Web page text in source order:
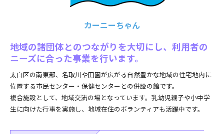
カーニーちゃん
地域の諸団体とのつながりを大切にし、利用者の
ニーズに合った事業を行います。
太白区の南東部、名取川や田園が広がる自然豊かな地域の住宅地内に
位置する市民センター・保健センターとの併設の館です。
複合施設として、地域交流の場となっています。乳幼児親子や小中学
生に向けた行事を実施し、地域在住のボランティアも活躍中です。